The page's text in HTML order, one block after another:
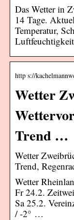
Das Wetter in
14 Tage.
Temperatur,
http s://
Wetter
Trend …
Wetter
Trend,
Wetter
Fr 24.2.
Sa 25.2.
/ -2° …